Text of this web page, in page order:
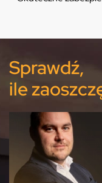
Sprawdź,
ile